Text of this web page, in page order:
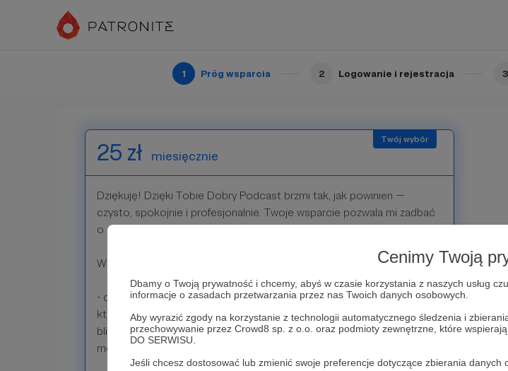
Cenimy Twoją
Dbamy o Twoją prywatność i chcemy, abyś w czasie korzystania z naszych usług
informacje o zasadach przetwarzania przez nas Twoich danych osobowych.
Aby wyrazić zgody na korzystanie z technologii automatycznego śledzenia i
przechowywanie przez Crowd8 sp. z o.o. oraz podmioty zewnętrzne, które
DO SERWISU.
Jeśli chcesz dostosować lub zmienić swoje preferencje dotyczące zbierania danych
1 Próg wsparcia 2 Logowanie i rejestracja 3
pseudonim na specjalnej planszy w moich rozmowach na YouTube i
25 zł miesięcznie
Dziękuję! Dzięki Tobie Dobry Podcast brzmi tak, jak powinien —
czysto, spokojnie i profesjonalnie. Twoje wsparcie pozwala mi zadbać
o dobrą jakość dźwięku i obrazu.
W ramach podziękowania otrzymujesz:
- dostęp do zamkniętej grupy patronów na Facebooku, w ramach
której możesz zadać pytanie do gościa oraz możemy poznać się
bliżej, wymieniać sugestiami i spostrzeżeniami dotyczącymi rozmów i
moich podcastowych planów;